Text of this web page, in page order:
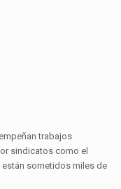
trabajos
sindicatos como el
están sometidos miles de